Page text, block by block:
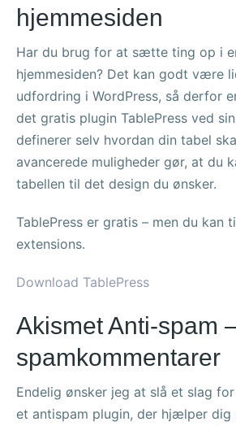
hjemmesiden
Har du brug for at sætte ting op i
hjemmesiden? Det kan godt være
udfordring i WordPress, så derfor
det gratis plugin TablePress ved
definerer selv hvordan din tabel
avancerede muligheder gør, at du
tabellen til det design du ønsker.
TablePress er gratis – men du kan
extensions.
Download TablePress
Akismet Anti-spam
spamkommentarer
Endelig ønsker jeg at slå et slag
et antispam plugin, der hjælper dig